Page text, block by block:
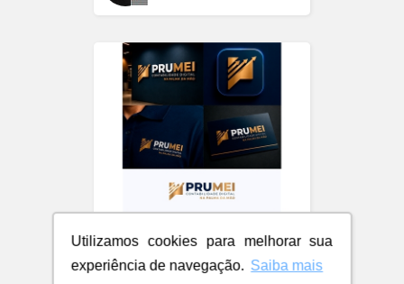
Utilizamos cookies para melhorar sua
experiência de navegação. Saiba mais
PRUMEI - Contabilidade Digital